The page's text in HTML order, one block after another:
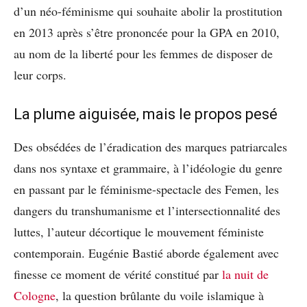
d’un néo-féminisme qui souhaite abolir la prostitution
en 2013 après s’être prononcée pour la GPA en 2010,
au nom de la liberté pour les femmes de disposer de
leur corps.
La plume aiguisée, mais le propos pesé
Des obsédées de l’éradication des marques patriarcales
dans nos syntaxe et grammaire, à l’idéologie du genre
en passant par le féminisme-spectacle des Femen, les
dangers du transhumanisme et l’intersectionnalité des
luttes, l’auteur décortique le mouvement féministe
contemporain. Eugénie Bastié aborde également avec
finesse ce moment de vérité constitué par la nuit de
Cologne, la question brûlante du voile islamique à